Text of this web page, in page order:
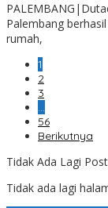
Palembang
rumah,
1
2
3
…
56
Berikutnya
Tidak Ada Lagi
Tidak ada lagi